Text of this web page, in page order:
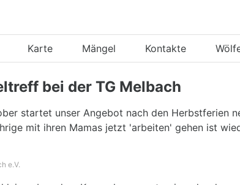
Karte Mängel Kontakte
bei der TG Melbach
startet unser Angebot nach den Herbstferien
mit ihren Mamas jetzt 'arbeiten' gehen ist
e.V.